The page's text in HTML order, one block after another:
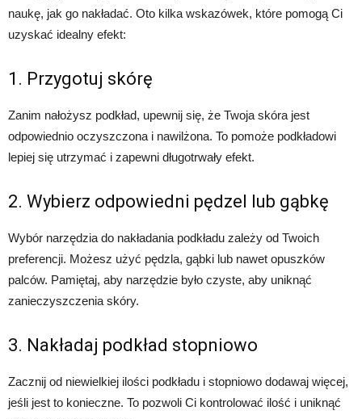
naukę, jak go nakładać. Oto kilka wskazówek, które pomogą Ci
uzyskać idealny efekt:
1. Przygotuj skórę
Zanim nałożysz podkład, upewnij się, że Twoja skóra jest
odpowiednio oczyszczona i nawilżona. To pomoże podkładowi
lepiej się utrzymać i zapewni długotrwały efekt.
2. Wybierz odpowiedni pędzel lub gąbkę
Wybór narzędzia do nakładania podkładu zależy od Twoich
preferencji. Możesz użyć pędzla, gąbki lub nawet opuszków
palców. Pamiętaj, aby narzędzie było czyste, aby uniknąć
zanieczyszczenia skóry.
3. Nakładaj podkład stopniowo
Zacznij od niewielkiej ilości podkładu i stopniowo dodawaj więcej,
jeśli jest to konieczne. To pozwoli Ci kontrolować ilość i uniknąć